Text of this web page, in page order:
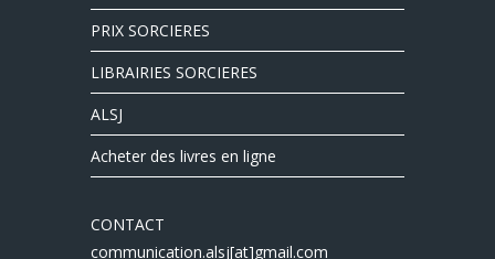
PRIX SORCIERES
LIBRAIRIES SORCIERES
ALSJ
Acheter des livres en ligne
CONTACT
communication.alsj[at]gmail.com